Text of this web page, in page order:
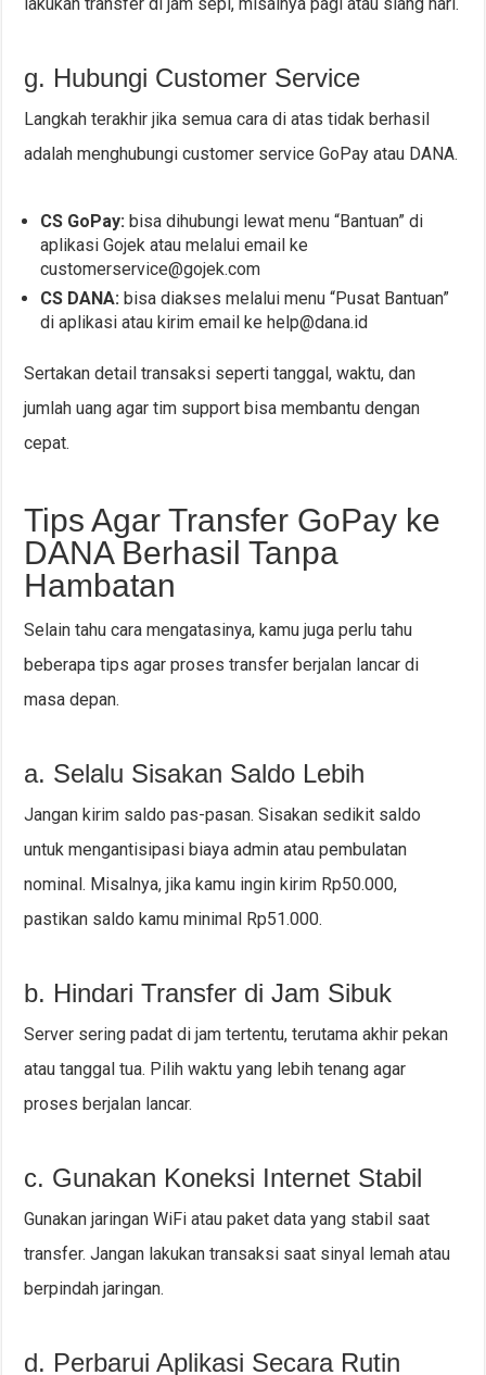
g. Hubungi Customer Service
Langkah terakhir jika semua cara di atas tidak berhasil
adalah menghubungi customer service GoPay atau DANA.
CS GoPay: bisa dihubungi lewat menu “Bantuan” di
aplikasi Gojek atau melalui email ke
customerservice@gojek.com
CS DANA: bisa diakses melalui menu “Pusat Bantuan”
di aplikasi atau kirim email kehelp@dana.id
Sertakan detail transaksi seperti tanggal, waktu, dan
jumlah uang agar tim support bisa membantu dengan
cepat.
Tips Agar Transfer GoPay ke
DANA Berhasil Tanpa
Hambatan
Selain tahu cara mengatasinya, kamu juga perlu tahu
beberapa tips agar proses transfer berjalan lancar di
masa depan.
a. Selalu Sisakan Saldo Lebih
Jangan kirim saldo pas-pasan. Sisakan sedikit saldo
untuk mengantisipasi biaya admin atau pembulatan
nominal. Misalnya, jika kamu ingin kirim Rp50.000,
pastikan saldo kamu minimal Rp51.000.
b. Hindari Transfer di Jam Sibuk
Server sering padat di jam tertentu, terutama akhir pekan
atau tanggal tua. Pilih waktu yang lebih tenang agar
proses berjalan lancar.
c. Gunakan Koneksi Internet Stabil
Gunakan jaringan WiFi atau paket data yang stabil saat
transfer. Jangan lakukan transaksi saat sinyal lemah atau
berpindah jaringan.
d. Perbarui Aplikasi Secara Rutin